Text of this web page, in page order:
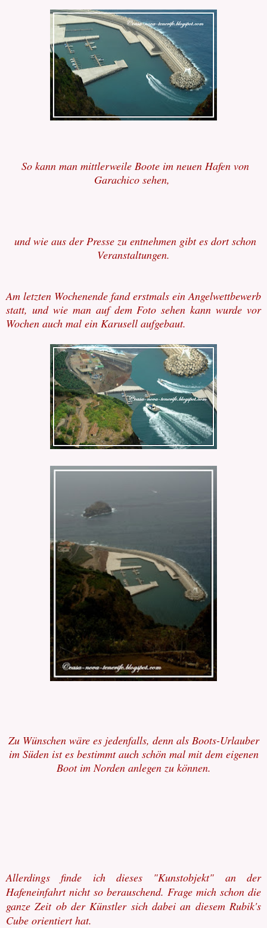
So kann man mittlerweile Boote im neuen Hafen von
Garachico sehen,
und wie aus der Presse zu entnehmen gibt es dort schon
Veranstaltungen.
Am letzten Wochenende fand erstmals ein Angelwettbewerb
statt, und wie man auf dem Foto sehen kann wurde vor
Wochen auch mal ein Karusell aufgebaut.
Zu Wünschen wäre es jedenfalls, denn als Boots-Urlauber
im Süden ist es bestimmt auch schön mal mit dem eigenen
Boot im Norden anlegen zu können.
Allerdings finde ich dieses "Kunstobjekt" an der
Hafeneinfahrt nicht so berauschend. Frage mich schon die
ganze Zeit ob der Künstler sich dabei an diesem Rubik's
Cube orientiert hat.